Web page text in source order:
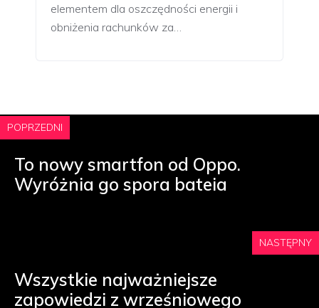
elementem dla oszczędności energii i
obniżenia rachunków za…
POPRZEDNI
To nowy smartfon od Oppo.
Wyróżnia go spora bateia
NASTĘPNY
Wszystkie najważniejsze
zapowiedzi z wrześniowego